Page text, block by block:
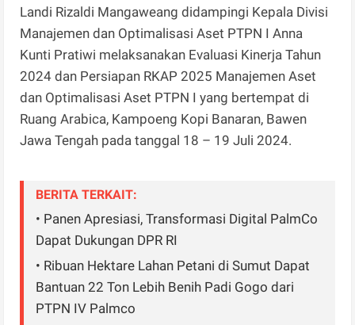
Landi Rizaldi Mangaweang didampingi Kepala Divisi
Manajemen dan Optimalisasi Aset PTPN I Anna
Kunti Pratiwi melaksanakan Evaluasi Kinerja Tahun
2024 dan Persiapan RKAP 2025 Manajemen Aset
dan Optimalisasi Aset PTPN I yang bertempat di
Ruang Arabica, Kampoeng Kopi Banaran, Bawen
Jawa Tengah pada tanggal 18 – 19 Juli 2024.
BERITA TERKAIT:
• Panen Apresiasi, Transformasi Digital PalmCo
Dapat Dukungan DPR RI
• Ribuan Hektare Lahan Petani di Sumut Dapat
Bantuan 22 Ton Lebih Benih Padi Gogo dari
PTPN IV Palmco